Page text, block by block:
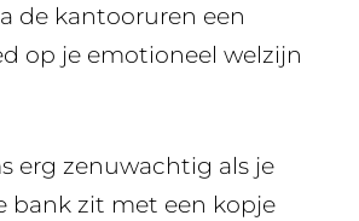
de kantooruren een
op je emotioneel welzijn
erg zenuwachtig als je
bank zit met een kopje